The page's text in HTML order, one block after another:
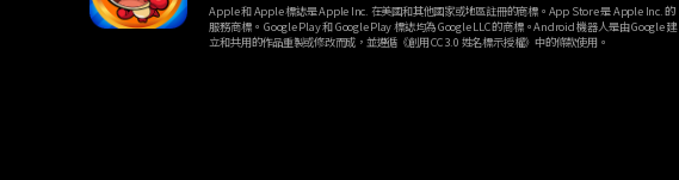
Apple 和 Apple 標誌是 Apple Inc. 在美國和其他國家或地區註冊的商標。App Store 是 Apple Inc. 的
服務商標。 Google Play 和 Google Play 標誌均為 Google LLC 的商標。Android 機器人是由 Google 建
立和共用的作品重製或修改而成，並遵循《創用 CC 3.0 姓名標示授權》中的條款使用。